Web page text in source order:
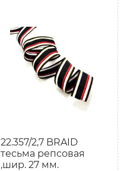
22.357/2,7 BRAID
тесьма репсовая
,шир. 27 мм.